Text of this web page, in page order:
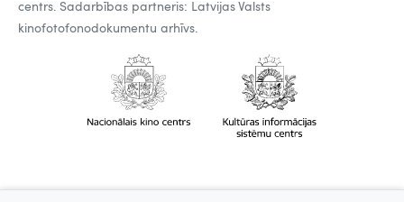
centrs. Sadarbības partneris: Latvijas Valsts
kinofotofonodokumentu arhīvs.